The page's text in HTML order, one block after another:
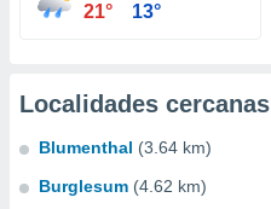
21° 13°
Localidades cercanas
Blumenthal (3.64 km)
Burglesum (4.62 km)